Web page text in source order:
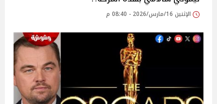
الإثنين 16/مارس/2026 - 08:40 م